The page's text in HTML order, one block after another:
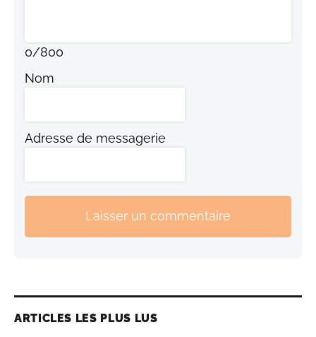
0/800
Nom
Adresse de messagerie
Laisser un commentaire
ARTICLES LES PLUS LUS